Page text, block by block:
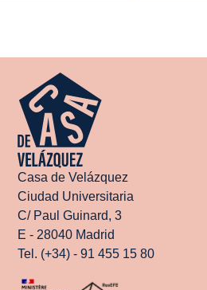
Casa de Velázquez
Ciudad Universitaria
C/ Paul Guinard, 3
E - 28040 Madrid
Tel. (+34) - 91 455 15 80